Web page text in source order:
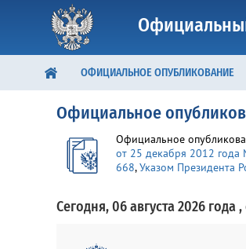
ОФИЦИАЛЬНОЕ ОПУБЛИКОВАНИЕ
Официальное
Официальное
от 25 декабря 2012
668,Указом Президента
Сегодня, 06 августа 2026 года